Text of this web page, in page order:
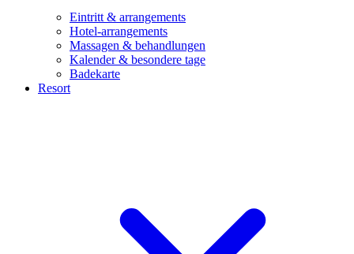
Eintritt & arrangements
Hotel-arrangements
Massagen & behandlungen
Kalender & besondere tage
Badekarte
Resort